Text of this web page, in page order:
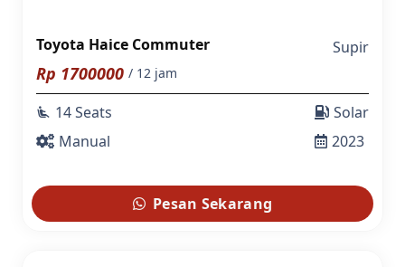
Toyota Haice Commuter Supir
Rp 1700000 / 12 jam
airline_seat_recline_extra 14 Seats
Manual
Solar
2023
Pesan Sekarang